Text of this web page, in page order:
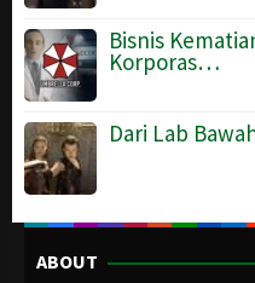
Bisnis
Korporas…
Dari Lab
ABOUT